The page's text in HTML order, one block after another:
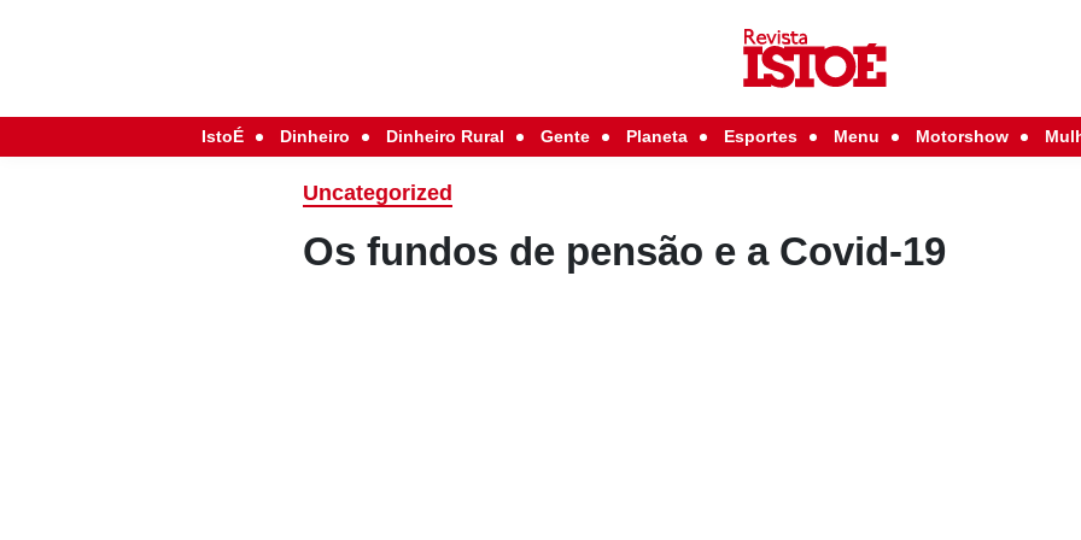
IstoÉ Dinheiro Dinheiro Rural Gente Planeta Esportes Menu Motorshow
Uncategorized
Os fundos de pensão e a Covid-19